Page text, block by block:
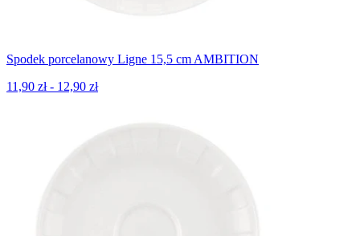
Spodek porcelanowy Ligne 15,5 cm AMBITION
11,90 zł - 12,90 zł